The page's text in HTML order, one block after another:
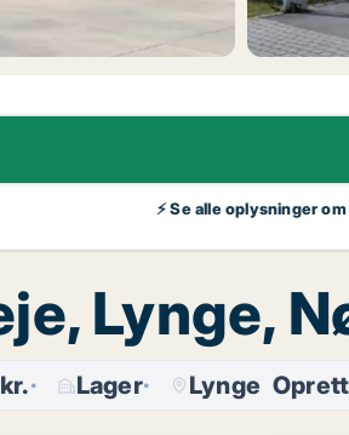
⚡ Se alle oplysninger
Lynge,
Lager Lynge